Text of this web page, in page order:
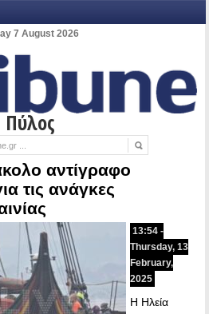
7 August 2026
Πύλος
αντίγραφο
τις ανάγκες
13:54 -
Thursday, 13
February,
2025
Η Ηλεία